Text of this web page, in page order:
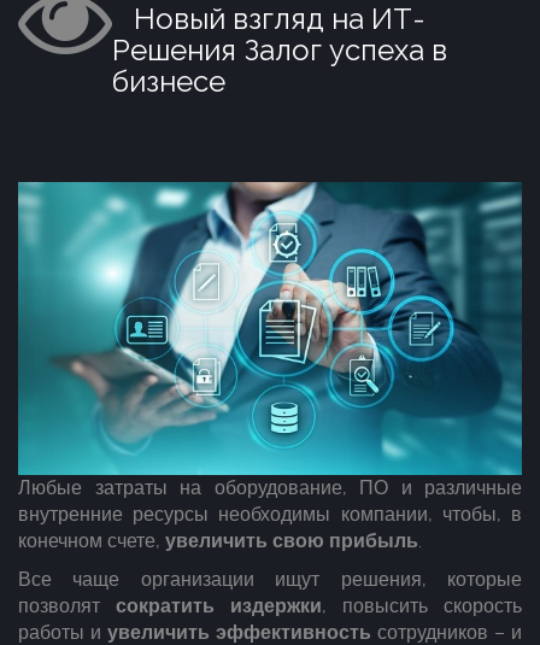
Новый взгляд на ИТ-
Решения Залог успеха в
бизнесе
Любые затраты на оборудование, ПО и различные
внутренние ресурсы необходимы компании, чтобы, в
конечном счете, увеличить свою прибыль.
Все чаще организации ищут решения, которые
позволят сократить издержки, повысить скорость
работы и увеличить эффективность сотрудников – и